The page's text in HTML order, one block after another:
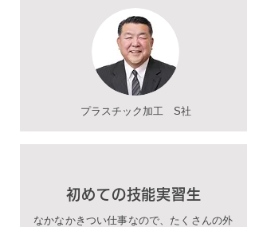
プラスチック加工 S社
初めての技能実習生
なかなかきつい仕事なので、たくさんの外